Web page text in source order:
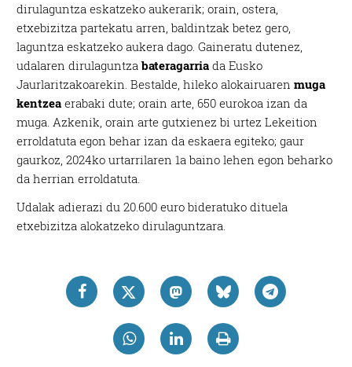
dirulaguntza eskatzeko aukerarik; orain, ostera,
etxebizitza partekatu arren, baldintzak betez gero,
laguntza eskatzeko aukera dago. Gaineratu dutenez,
udalaren dirulaguntzabateragarria da Eusko
Jaurlaritzakoarekin. Bestalde, hileko alokairuarenmuga
kentzea erabaki dute; orain arte, 650 eurokoa izan da
muga. Azkenik, orain arte gutxienez bi urtez Lekeition
erroldatuta egon behar izan da eskaera egiteko; gaur
gaurkoz, 2024ko urtarrilaren 1a baino lehen egon beharko
da herrian erroldatuta.
Udalak adierazi du 20.600 euro bideratuko dituela
etxebizitza alokatzeko dirulaguntzara.